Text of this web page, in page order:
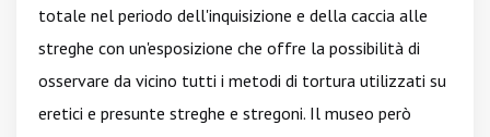
totale nel periodo dell'inquisizione e della caccia alle
streghe con un'esposizione che offre la possibilità di
osservare da vicino tutti i metodi di tortura utilizzati su
eretici e presunte streghe e stregoni. Il museo però